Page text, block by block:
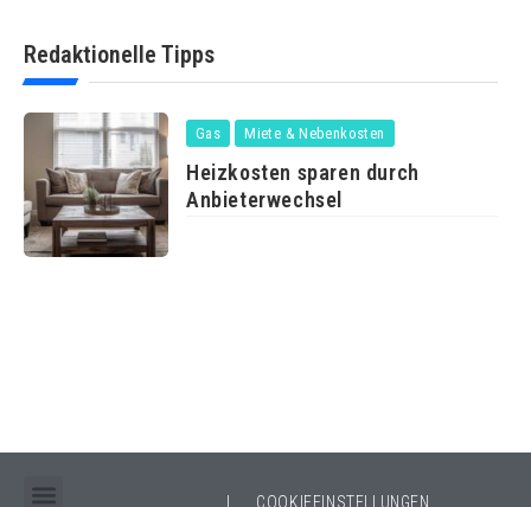
Redaktionelle Tipps
Gas Miete & Nebenkosten
Heizkosten sparen durch
Anbieterwechsel
COOKIEEINSTELLUNGEN